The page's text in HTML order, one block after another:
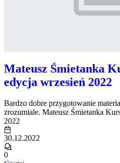
Mateusz Śmietanka
edycja wrzesień 2022
Bardzo dobre przygotowanie
zrozumiale. Mateusz Śmietanka
2022
30.12.2022
0